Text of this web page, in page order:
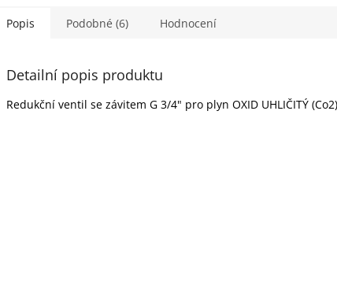
Popis Podobné (6) Hodnocení
Detailní popis produktu
Redukční ventil se závitem G 3/4" pro plyn OXID UHLIČITÝ